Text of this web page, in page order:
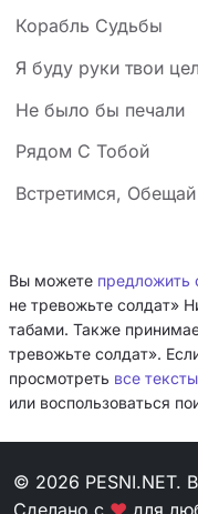
Корабль Судьбы
Я буду руки твои
Не было бы печали
Рядом С Тобой
Встретимся, Обещай
Вы можете предложить
не тревожьте солдат»
табами. Также
тревожьте солдат».
просмотреть все
или воспользоваться
© 2026 PESNI.NET.
Сделано с ❤ для